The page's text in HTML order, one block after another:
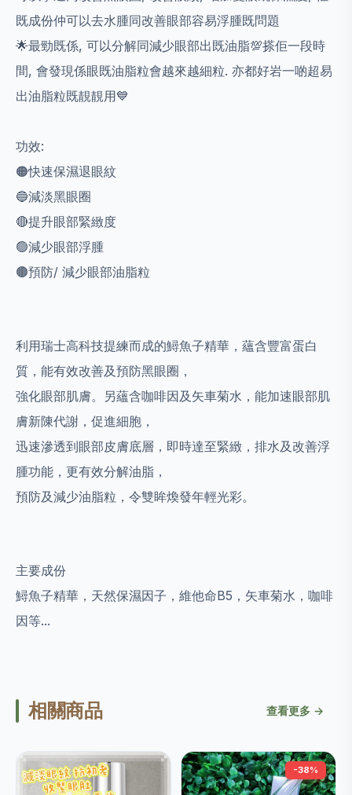
既成份仲可以去水腫同改善眼部容易浮腫既問題
🌟最勁既係, 可以分解同減少眼部出既油脂💯搽佢一段時
間, 會發現係眼既油脂粒會越來越細粒. 亦都好岩一啲超易
出油脂粒既靚靚用💙
功效:
🟠快速保濕退眼紋
🔵減淡黑眼圈
🔴提升眼部緊緻度
🟢減少眼部浮腫
🟤預防/ 減少眼部油脂粒
利用瑞士高科技提練而成的鱘魚子精華，蘊含豐富蛋白
質，能有效改善及預防黑眼圈，
強化眼部肌膚。另蘊含咖啡因及矢車菊水，能加速眼部肌
膚新陳代謝，促進細胞，
迅速滲透到眼部皮膚底層，即時達至緊緻，排水及改善浮
腫功能，更有效分解油脂，
預防及減少油脂粒，令雙眸煥發年輕光彩。
主要成份
鱘魚子精華，天然保濕因子，維他命B5，矢車菊水，咖啡
因等...
相關商品 查看更多 →
-38%